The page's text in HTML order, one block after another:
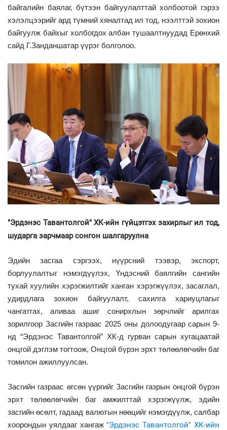
байгалийн баялаг, бүтээн байгуулалттай холбоотой гэрээ
хэлэлцээрийг ард түмний хяналтад ил тод, нээлттэй зохион
байгуулж байхыг холбогдох албан тушаалтнуудад Ерөнхий
сайд Г.Занданшатар үүрэг болголоо.
"Эрдэнэс Тавантолгой" ХК-ийн гүйцэтгэх захирлыг ил тод,
шударга зарчмаар сонгон шалгаруулна
Эдийн засгаа сэргээх, нүүрсний тээвэр, экспорт,
борлуулалтыг нэмэгдүүлэх, Үндэсний баялгийн сангийн
тухай хуулийн хэрэгжилтийг ханган хэрэгжүүлэх, засаглал,
удирдлага зохион байгуулалт, сахилга хариуцлагыг
чангатгах, аливаа ашиг сонирхлын зөрчлийг арилгах
зорилгоор Засгийн газраас 2025 оны долоодугаар сарын 9-
нд “Эрдэнэс Тавантолгой” ХК-д гурван сарын хугацаатай
онцгой дэглэм тогтоож, Онцгой бүрэн эрхт төлөөлөгчийн баг
томилон ажиллуулсан.
Засгийн газраас өгсөн үүргийг Засгийн газрын онцгой бүрэн
эрхт төлөөлөгчийн баг амжилттай хэрэгжүүлж, эдийн
засгийн өсөлт, гадаад валютын нөөцийг нэмэгдүүлж, салбар
хоорондын уялдааг хангаж "Эрдэнэс Тавантолгой" ХК-ийн